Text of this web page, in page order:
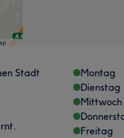
Stadt
Montag
Dienstag
Mittwoch
Freitag